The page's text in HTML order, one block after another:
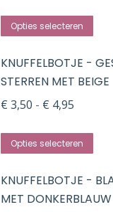
tot
Opties selecteren
KNUFFELBOTJE -
STERREN MET BEIGE
€ 3,50 - € 4,95
tot
Opties selecteren
KNUFFELBOTJE -
MET DONKERBLAUW